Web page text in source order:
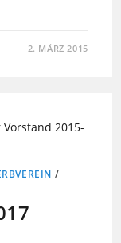
2. MÄRZ 2015
/